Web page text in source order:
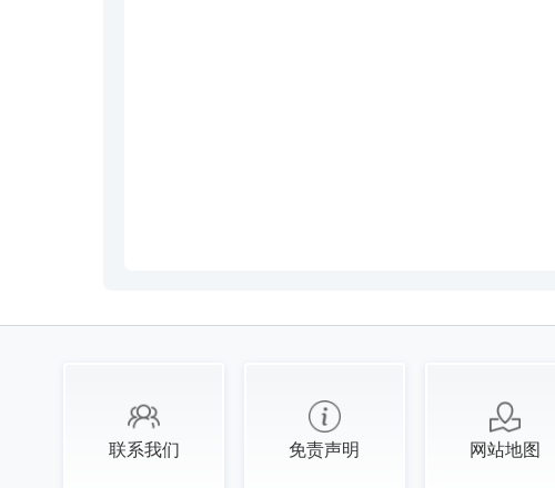
联系我们 免责声明 网站地图